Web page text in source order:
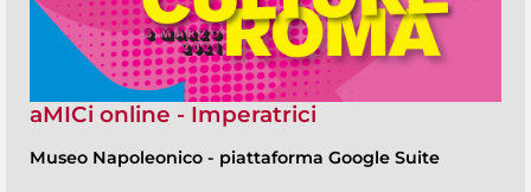
aMICi online - Imperatrici
Museo Napoleonico - piattaforma Google Suite